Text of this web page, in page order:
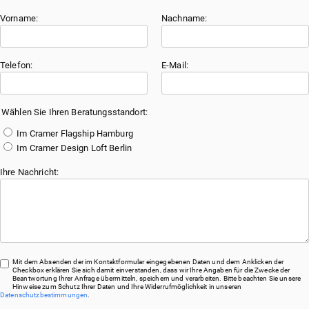
Vorname: Nachname:
Telefon: E-Mail:
Wählen Sie Ihren Beratungsstandort:
Im Cramer Flagship Hamburg
Im Cramer Design Loft Berlin
Ihre Nachricht:
Mit dem Absenden der im Kontaktformular eingegebenen Daten und dem Anklicken der
Checkbox erklären Sie sich damit einverstanden, dass wir Ihre Angaben für die Zwecke der
Beantwortung Ihrer Anfrage übermitteln, speichern und verarbeiten. Bitte beachten Sie unsere
Hinweise zum Schutz Ihrer Daten und Ihre Widerrufmöglichkeit in unseren
Datenschutzbestimmungen